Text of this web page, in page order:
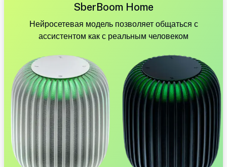
SberBoom Home
Нейросетевая модель позволяет общаться с
ассистентом как с реальным человеком